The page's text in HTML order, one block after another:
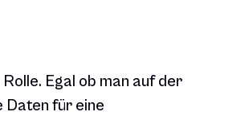
Egal ob man auf der
Daten für eine